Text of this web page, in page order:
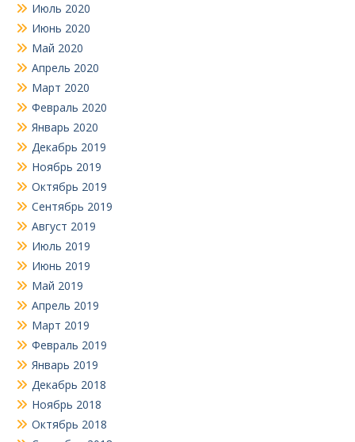
Июль 2020
Июнь 2020
Май 2020
Апрель 2020
Март 2020
Февраль 2020
Январь 2020
Декабрь 2019
Ноябрь 2019
Октябрь 2019
Сентябрь 2019
Август 2019
Июль 2019
Июнь 2019
Май 2019
Апрель 2019
Март 2019
Февраль 2019
Январь 2019
Декабрь 2018
Ноябрь 2018
Октябрь 2018